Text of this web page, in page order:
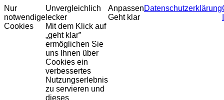
Nur
notwendige
Cookies
Unvergleichlich
lecker
Mit dem Klick auf
„geht klar”
ermöglichen Sie
uns Ihnen über
Cookies ein
verbessertes
Nutzungserlebnis
zu servieren und
dieses
Anpassen
Geht klar
Datenschutzerklärung